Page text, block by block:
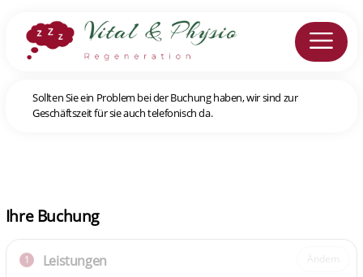
Sollten Sie ein Problem bei der Buchung haben, wir sind zur
Geschäftszeit für sie auch telefonisch da.
Ihre Buchung
1 Leistungen